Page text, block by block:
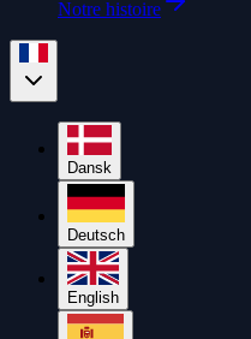
Notre histoire
Dansk
Deutsch
English